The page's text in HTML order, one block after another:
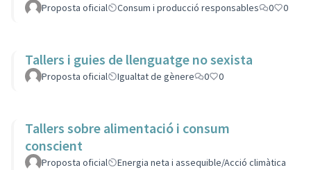
Proposta oficial Consum i producció responsables 0 0
Tallers i guies de llenguatge no sexista
Proposta oficial Igualtat de gènere 0 0
Tallers sobre alimentació i consum
conscient
Proposta oficial
Energia neta i assequible/Acció climàtica